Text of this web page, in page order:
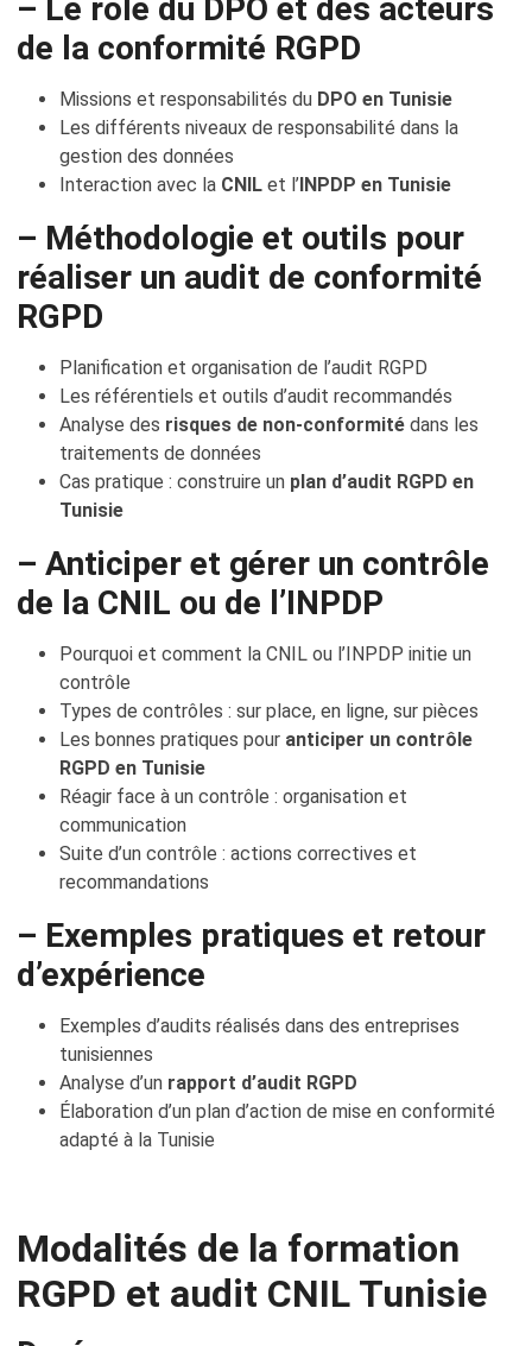
– Le rôle du DPO et des acteurs
de la conformité RGPD
Missions et responsabilités du DPO en Tunisie
Les différents niveaux de responsabilité dans la
gestion des données
Interaction avec la CNIL et l’INPDP en Tunisie
– Méthodologie et outils pour
réaliser un audit de conformité
RGPD
Planification et organisation de l’audit RGPD
Les référentiels et outils d’audit recommandés
Analyse des risques de non-conformité dans les
traitements de données
Cas pratique : construire un plan d’audit RGPD en
Tunisie
– Anticiper et gérer un contrôle
de la CNIL ou de l’INPDP
Pourquoi et comment la CNIL ou l’INPDP initie un
contrôle
Types de contrôles : sur place, en ligne, sur pièces
Les bonnes pratiques pour anticiper un contrôle
RGPD en Tunisie
Réagir face à un contrôle : organisation et
communication
Suite d’un contrôle : actions correctives et
recommandations
– Exemples pratiques et retour
d’expérience
Exemples d’audits réalisés dans des entreprises
tunisiennes
Analyse d’un rapport d’audit RGPD
Élaboration d’un plan d’action de mise en conformité
adapté à la Tunisie
Modalités de la formation
RGPD et audit CNIL Tunisie